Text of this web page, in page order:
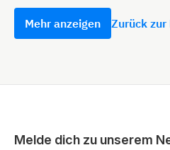
Mehr anzeigen Zurück
Melde dich zu unserem